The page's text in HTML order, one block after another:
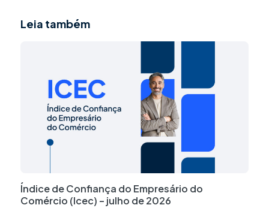
Leia também
Índice de Confiança do Empresário do
Comércio (Icec) – julho de 2026